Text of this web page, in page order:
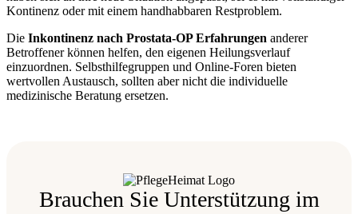
Kontinenz oder mit einem handhabbaren Restproblem.
Die Inkontinenz nach Prostata-OP Erfahrungen anderer
Betroffener können helfen, den eigenen Heilungsverlauf
einzuordnen. Selbsthilfegruppen und Online-Foren bieten
wertvollen Austausch, sollten aber nicht die individuelle
medizinische Beratung ersetzen.
Brauchen Sie Unterstützung im